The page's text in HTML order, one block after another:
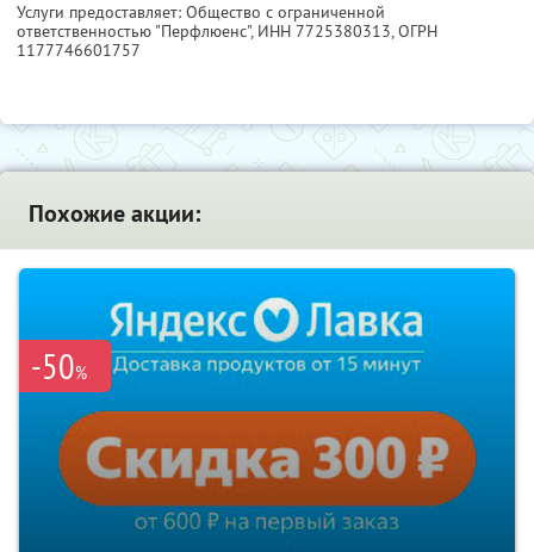
Услуги предоставляет: Общество с ограниченной
ответственностью "Перфлюенс", ИНН 7725380313, ОГРН
1177746601757
Похожие акции:
-50%